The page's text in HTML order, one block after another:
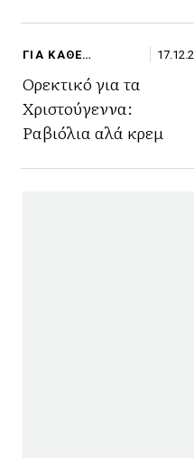
ΓΙΑ ΚΑΘΕ
Ορεκτικό για τα
Χριστούγεννα:
Ραβιόλια αλά κρεμ